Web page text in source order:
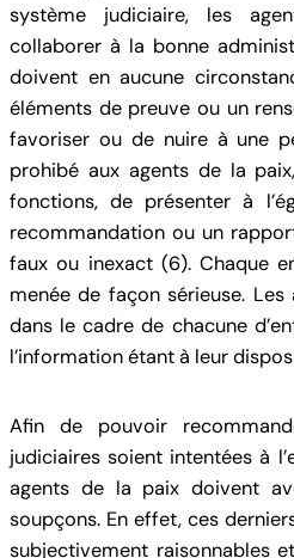
système judiciaire, les
collaborer à la bonne
doivent en aucune
éléments de preuve ou un
favoriser ou de nuire à une
prohibé aux agents de la
fonctions, de présenter à
recommandation ou un
faux ou inexact (6). Chaque
menée de façon sérieuse.
dans le cadre de chacune
l’information étant à leur
Afin de pouvoir
judiciaires soient intentées à
agents de la paix doivent
soupçons. En effet, ces
subjectivement raisonnables